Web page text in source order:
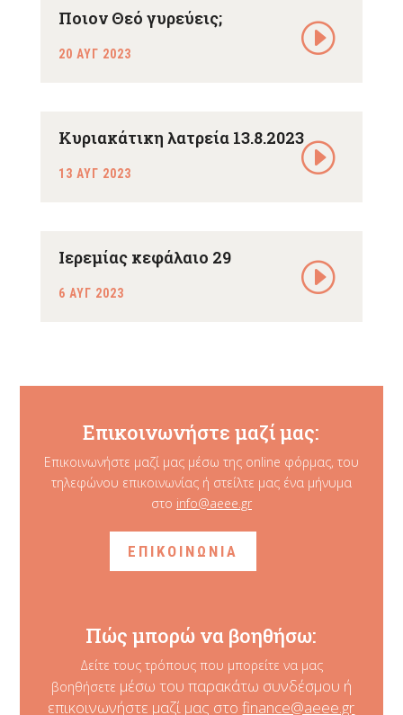
Ποιον Θεό γυρεύεις;
20 ΑΥΓ 2023
Κυριακάτικη λατρεία 13.8.2023
13 ΑΥΓ 2023
Ιερεμίας κεφάλαιο 29
6 ΑΥΓ 2023
Επικοινωνήστε μαζί μας:
Επικοινωνήστε μαζί μας μέσω της online φόρμας, του
τηλεφώνου επικοινωνίας ή στείλτε μας ένα μήνυμα
στο info@aeee.gr
ΕΠΙΚΟΙΝΩΝΙΑ
Πώς μπορώ να βοηθήσω:
Δείτε τους τρόπους που μπορείτε να μας
βοηθήσετε μέσω του παρακάτω συνδέσμου ή
επικοινωνήστε μαζί μας στοfinance@aeee.gr